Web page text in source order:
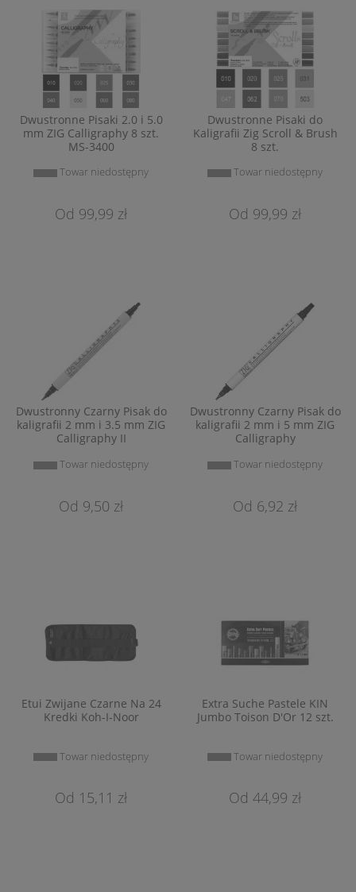
Dwustronne Pisaki 2.0 i 5.0
mm ZIG Calligraphy 8 szt.
MS-3400
Towar niedostępny
99,99 zł
Dwustronne Pisaki do
Kaligrafii Zig Scroll & Brush
8 szt.
Towar niedostępny
99,99 zł
Dwustronny Czarny Pisak do
kaligrafii 2 mm i 3.5 mm ZIG
Calligraphy II
Towar niedostępny
9,50 zł
Dwustronny Czarny Pisak do
kaligrafii 2 mm i 5 mm ZIG
Calligraphy
Towar niedostępny
6,92 zł
Etui Zwijane Czarne Na 24
Kredki Koh-I-Noor
Towar niedostępny
15,11 zł
Extra Suche Pastele KIN
Jumbo Toison D'Or 12 szt.
Towar niedostępny
44,99 zł